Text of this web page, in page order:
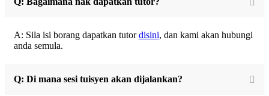
A: Sila isi borang dapatkan tutordisini, dan kami akan hubungi
anda semula.
Q: Di mana sesi tuisyen akan dijalankan?